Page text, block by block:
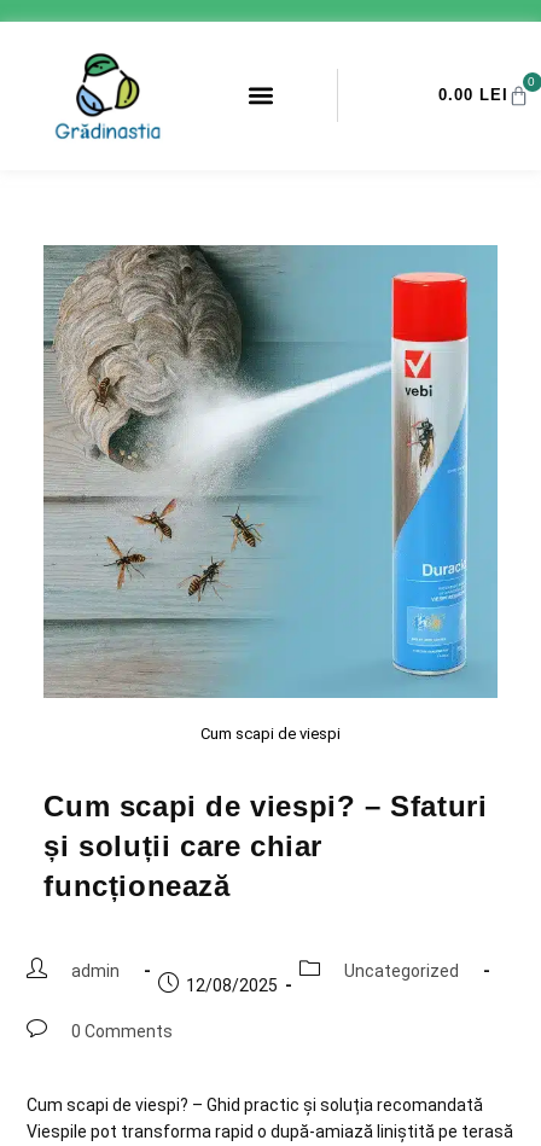
0.00 LEI
0
Cum scapi de viespi
Cum scapi de viespi? – Sfaturi
și soluții care chiar
funcționează
admin
12/08/2025
Uncategorized
0 Comments
Cum scapi de viespi? – Ghid practic și soluția recomandată
Viespile pot transforma rapid o după-amiază liniștită pe terasă